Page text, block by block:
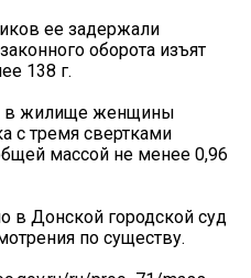
ее задержали
оборота изъят
138 г.
в жилище женщины
с тремя свертками
массой не менее 0,96
в Донской городской суд
по существу.